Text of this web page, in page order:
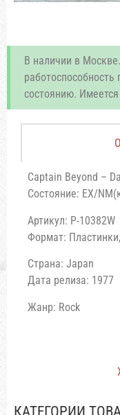
КАТЕГОРИИ
В наличии в
работоспособность
состоянию.
Captain Beyond –
Состояние: EX/
Артикул: P-10382W
Формат:
Страна: Japan
Дата релиза: 1977
Жанр: Rock